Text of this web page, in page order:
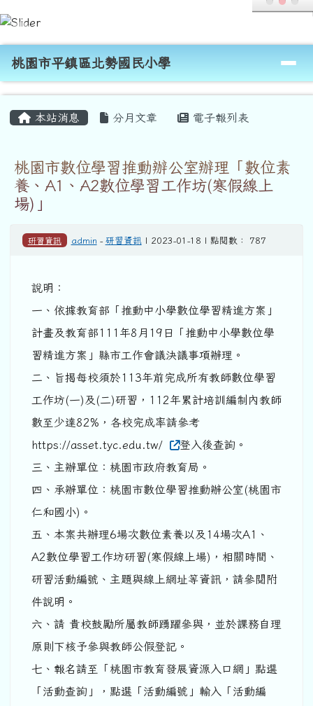
跳至主內容區
桃園市平鎮區北勢國民小學
導覽列
桃園市平鎮區北勢國民小學
本站消息 分月文章 電子報列表
桃園市數位學習推動辦公室辦理「數位素
養、A1、A2數位學習工作坊(寒假線上
場)」
研習資訊 admin - 研習資訊| 2023-01-18 | 點閱數： 787
說明：
一、依據教育部「推動中小學數位學習精進方案」
計畫及教育部111年8月19日「推動中小學數位學
習精進方案」縣市工作會議決議事項辦理。
二、旨揭每校須於113年前完成所有教師數位學習
工作坊(一)及(二)研習，112年累計培訓編制內教師
數至少達82%，各校完成率請參考
https://asset.tyc.edu.tw/
登入後查詢。
三、主辦單位：桃園市政府教育局。
四、承辦單位：桃園市數位學習推動辦公室(桃園市
仁和國小)。
五、本案共辦理6場次數位素養以及14場次A1、
A2數位學習工作坊研習(寒假線上場)，相關時間、
研習活動編號、主題與線上網址等資訊，請參閱附
件說明。
六、請 貴校鼓勵所屬教師踴躍參與，並於課務自理
原則下核予參與教師公假登記。
七、報名請至「桃園市教育發展資源入口網」點選
「活動查詢」，點選「活動編號」輸入「活動編